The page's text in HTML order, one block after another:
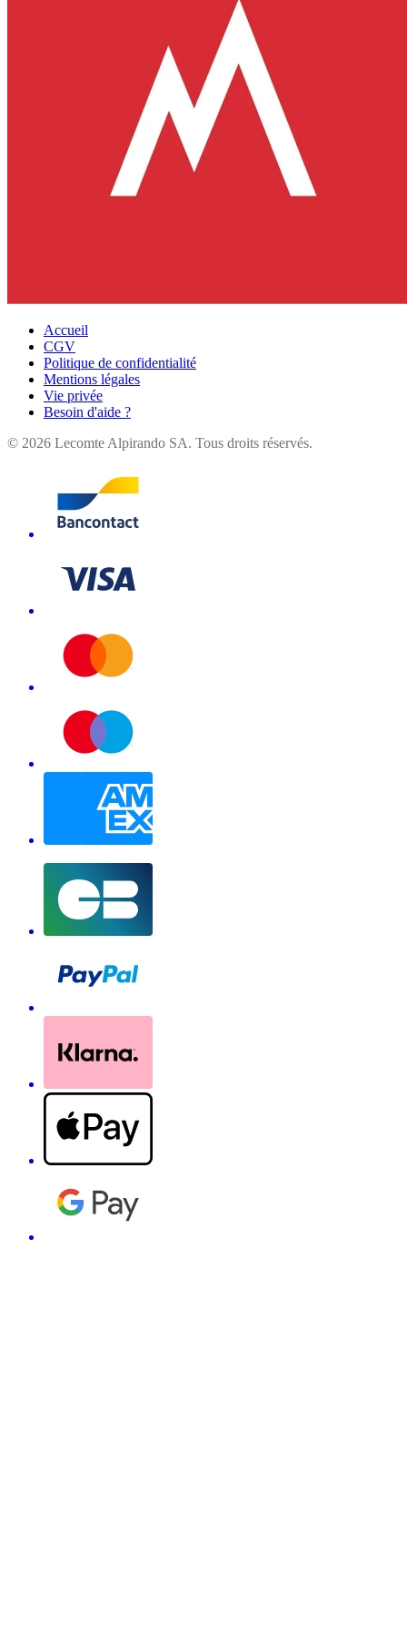
Accueil
CGV
Politique de confidentialité
Mentions légales
Vie privée
Besoin d'aide ?
© 2026 Lecomte Alpirando SA. Tous droits réservés.